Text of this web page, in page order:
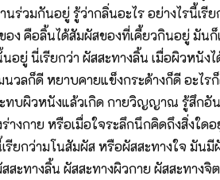
วมกันอยู่ รู้ว่ากลิ่นอะไร อย่างไรนี้เรีย
อง คือลิ้นได้สัมผัสของที่เคี้ยวกินอยู่ มันก็
ยู่ นี่เรียกว่า ผัสสะทางลิ้น เมื่อผิวหนัง
วลก็ดี หยาบคายแข็งกระด้างก็ดี อะไ
ทบผิวหนังแล้วเกิด กายวิญญาณ รู้สึกอั
างกาย หรือเมื่อใจระลึกนึกคิดถึงสิ่งใด
กว่ามโนสัมผัส หรือผัสสะทางใจ มันมี
สะทางลิ้น ผัสสะทางผิวกาย ผัสสะทาง